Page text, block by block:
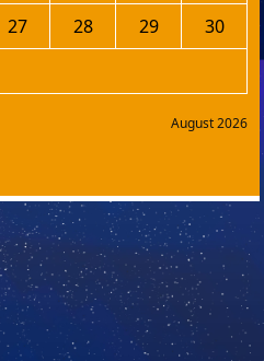
August 2026
27 28 29
30